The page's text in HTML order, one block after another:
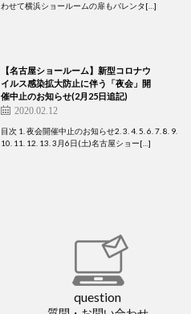
わせて横浜ショールームの扉もバレンタ[…]
【名古屋ショールーム】新型コロナウ
イルス感染拡大防止に伴う「夜会」開
催中止のお知らせ(2月25日追記)
2020.02.12
目次 1. 夜会開催中止のお知らせ2. 3. 4. 5. 6. 7. 8. 9.
10. 11. 12. 13. 3月6日(土)名古屋ショー[…]
question